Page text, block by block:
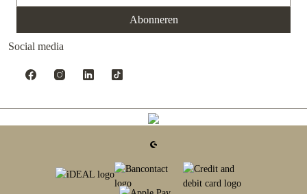
Abonneren
Social media